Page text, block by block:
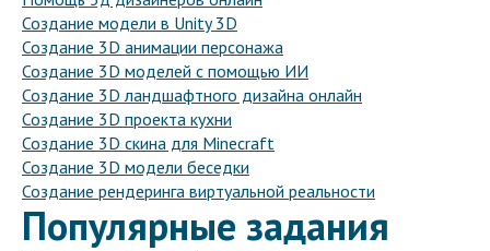
Создание модели в Unity 3D
Создание 3D анимации персонажа
Создание 3D моделей с помощью ИИ
Создание 3D ландшафтного дизайна онлайн
Создание 3D проекта кухни
Создание 3D скина для Minecraft
Создание 3D модели беседки
Создание рендеринга виртуальной реальности
Популярные задания